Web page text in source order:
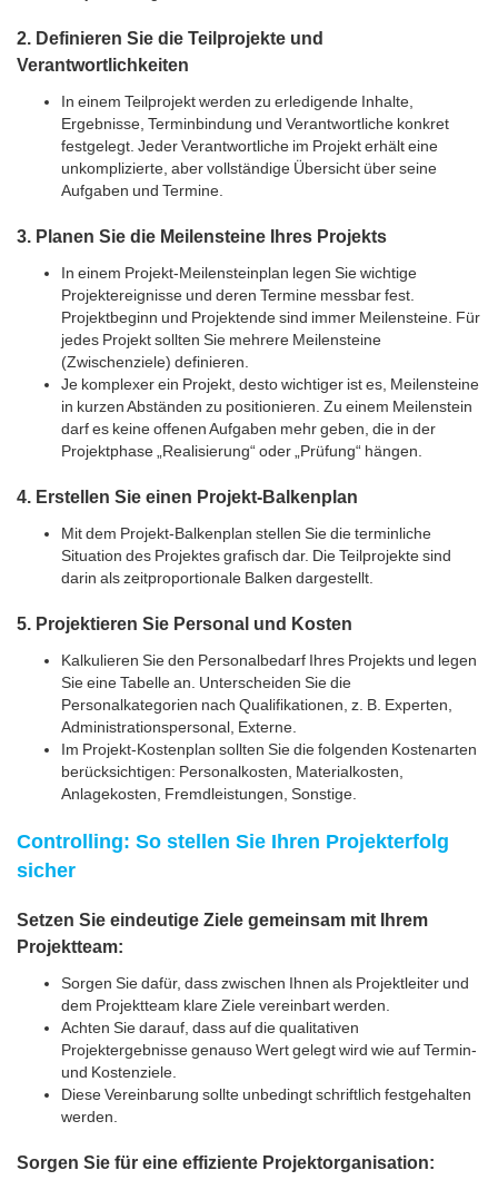
2. Definieren Sie die Teilprojekte und
Verantwortlichkeiten
In einem Teilprojekt werden zu erledigende Inhalte,
Ergebnisse, Terminbindung und Verantwortliche konkret
festgelegt. Jeder Verantwortliche im Projekt erhält eine
unkomplizierte, aber vollständige Übersicht über seine
Aufgaben und Termine.
3. Planen Sie die Meilensteine Ihres Projekts
In einem Projekt-Meilensteinplan legen Sie wichtige
Projektereignisse und deren Termine messbar fest.
Projektbeginn und Projektende sind immer Meilensteine. Für
jedes Projekt sollten Sie mehrere Meilensteine
(Zwischenziele) definieren.
Je komplexer ein Projekt, desto wichtiger ist es, Meilensteine
in kurzen Abständen zu positionieren. Zu einem Meilenstein
darf es keine offenen Aufgaben mehr geben, die in der
Projektphase „Realisierung“ oder „Prüfung“ hängen.
4. Erstellen Sie einen Projekt-Balkenplan
Mit dem Projekt-Balkenplan stellen Sie die terminliche
Situation des Projektes grafisch dar. Die Teilprojekte sind
darin als zeitproportionale Balken dargestellt.
5. Projektieren Sie Personal und Kosten
Kalkulieren Sie den Personalbedarf Ihres Projekts und legen
Sie eine Tabelle an. Unterscheiden Sie die
Personalkategorien nach Qualifikationen, z. B. Experten,
Administrationspersonal, Externe.
Im Projekt-Kostenplan sollten Sie die folgenden Kostenarten
berücksichtigen: Personalkosten, Materialkosten,
Anlagekosten, Fremdleistungen, Sonstige.
Controlling: So stellen Sie Ihren Projekterfolg
sicher
Setzen Sie eindeutige Ziele gemeinsam mit Ihrem
Projektteam:
Sorgen Sie dafür, dass zwischen Ihnen als Projektleiter und
dem Projektteam klare Ziele vereinbart werden.
Achten Sie darauf, dass auf die qualitativen
Projektergebnisse genauso Wert gelegt wird wie auf Termin-
und Kostenziele.
Diese Vereinbarung sollte unbedingt schriftlich festgehalten
werden.
Sorgen Sie für eine effiziente Projektorganisation: